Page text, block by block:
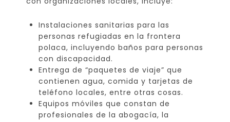
Instalaciones sanitarias para las
personas refugiadas en la frontera
polaca, incluyendo baños para personas
con discapacidad.
Entrega de “paquetes de viaje” que
contienen agua, comida y tarjetas de
teléfono locales, entre otras cosas.
Equipos móviles que constan de
profesionales de la abogacía, la